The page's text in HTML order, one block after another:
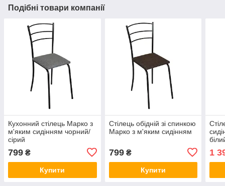
Подібні товари компанії
Кухонний стілець Марко з
м'яким сидінням чорний/
сірий
799 ₴
Купити
Стілець обідній зі спинкою
Марко з м'яким сидінням
799₴
Купити
1